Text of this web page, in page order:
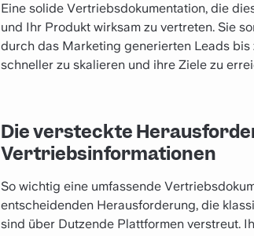
Eine solide Vertriebsdokumentation, die
und Ihr Produkt wirksam zu vertreten. Sie
durch das Marketing generierten Leads
schneller zu skalieren und ihre Ziele zu
Die versteckte
Vertriebsinformationen
So wichtig eine umfassende
entscheidenden Herausforderung, die
sind über Dutzende Plattformen verstreut.